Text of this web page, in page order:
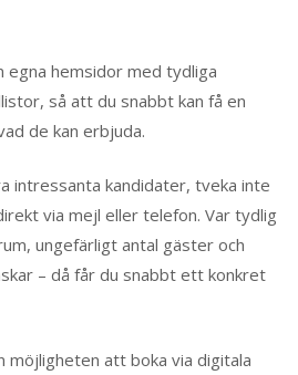
egna hemsidor med tydliga
så att du snabbt kan få en
de kan erbjuda.
intressanta kandidater, tveka inte
via mejl eller telefon. Var tydlig
ungefärligt antal gäster och
– då får du snabbt ett konkret
möjligheten att boka via digitala